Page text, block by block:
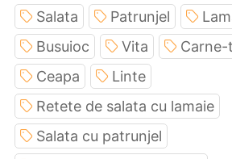
Salata Patrunjel
Busuioc
Vita
Ceapa
Linte
Retete de salata cu lamaie
Salata cu patrunjel